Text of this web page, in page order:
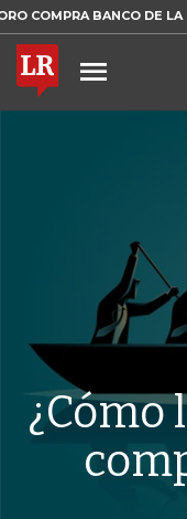
BANCO DE LA REPÚBLICA
¿Cómo